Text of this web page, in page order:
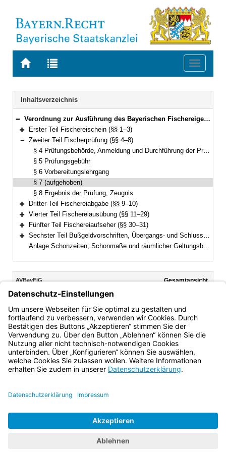
Zur
BAYERN.RECHT
Zur
letzten
Suche
Toggle
Navigation
Inhaltsverzeichnis
Bereich reduzieren
Verordnung zur Ausführung des Bayerischen Fischereigesetzes (AVBayFiG) in der Fassung der Bekanntmachung vom 10. Mai 2004 (GVBl. S. 177, 270) BayRS 793-3-L (§§ 1–33)
Bereich erweitern
Erster Teil Fischereischein (§§ 1–3)
Bereich reduzieren
Zweiter Teil Fischerprüfung (§§ 4–8)
§ 4 Prüfungsbehörde, Anmeldung und Durchführung der Prüfung
§ 5 Prüfungsgebühr
§ 6 Vorbereitungslehrgang
§ 7 (aufgehoben)
§ 8 Ergebnis der Prüfung, Zeugnis
Bereich erweitern
Dritter Teil Fischereiabgabe (§§ 9–10)
Bereich erweitern
Vierter Teil Fischereiausübung (§§ 11–29)
Bereich erweitern
Fünfter Teil Fischereiaufseher (§§ 30–31)
Bereich erweitern
Sechster Teil Bußgeldvorschriften, Übergangs- und Schlussbestimmungen (§§ 32–33)
Anlage Schonzeiten, Schonmaße und räumlicher Geltungsbereich
Inhalt
AVBayFiG
Fassung: 10.05.2004
Gesamtansicht
§ 7 (aufgehoben)
Bayern.de
BayernPortal
Impressum